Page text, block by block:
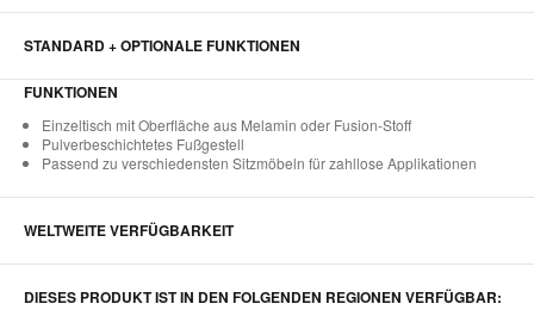
STANDARD + OPTIONALE FUNKTIONEN
FUNKTIONEN
Einzeltisch mit Oberfläche aus Melamin oder Fusion-Stoff
Pulverbeschichtetes Fußgestell
Passend zu verschiedensten Sitzmöbeln für zahllose Applikationen
WELTWEITE VERFÜGBARKEIT
DIESES PRODUKT IST IN DEN FOLGENDEN REGIONEN VERFÜGBAR: